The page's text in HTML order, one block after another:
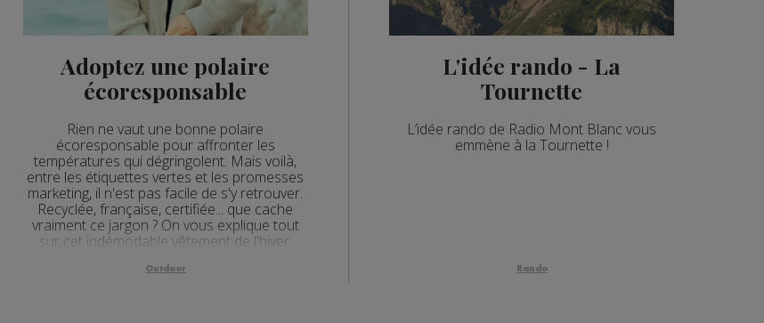
Adoptez une polaire
écoresponsable
Rien ne vaut une bonne polaire
écoresponsable pour affronter les
températures qui dégringolent. Mais voilà,
entre les étiquettes vertes et les promesses
marketing, il n'est pas facile de s'y retrouver.
Recyclée, française, certifiée... que cache
vraiment ce jargon ? On vous explique tout
sur cet indémodable vêtement de l'hiver.
Outdoor
L'idée rando - La
Tournette
L’idée rando de Radio Mont Blanc vous
emmène à la Tournette !
Rando